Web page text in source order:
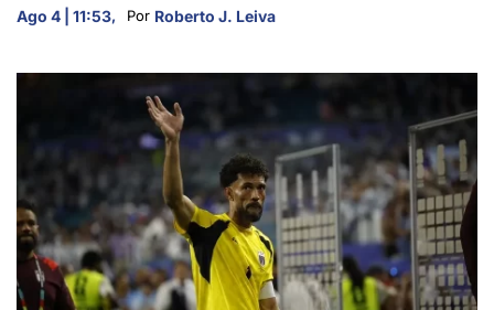
Ago 4 | 11:53, Por Roberto J. Leiva